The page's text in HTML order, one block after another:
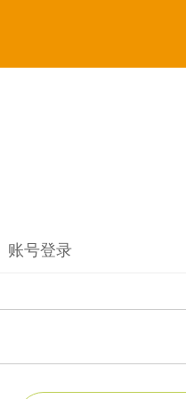
账号登录